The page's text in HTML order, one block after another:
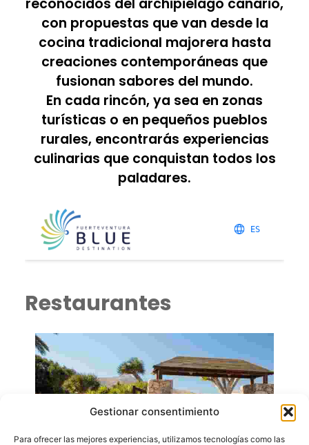
Gestionar consentimiento
Para ofrecer las mejores experiencias, utilizamos tecnologías como las
con propuestas que van desde la
cocina tradicional majorera hasta
creaciones contemporáneas que
fusionan sabores del mundo.
En cada rincón, ya sea en zonas
turísticas o en pequeños pueblos
rurales, encontrarás experiencias
culinarias que conquistan todos los
paladares.